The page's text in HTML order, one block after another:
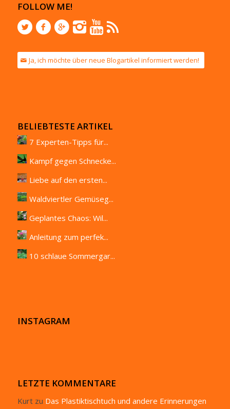
FOLLOW ME!
Ja, ich möchte über neue Blogartikel informiert werden!
BELIEBTESTE ARTIKEL
7 Experten-Tipps für...
Kampf gegen Schnecke...
Liebe auf den ersten...
Waldviertler Gemüseg...
Geplantes Chaos: Wil...
Anleitung zum perfek...
10 schlaue Sommergar...
INSTAGRAM
LETZTE KOMMENTARE
Kurtzu Das Plastiktischtuch und andere Erinnerungen